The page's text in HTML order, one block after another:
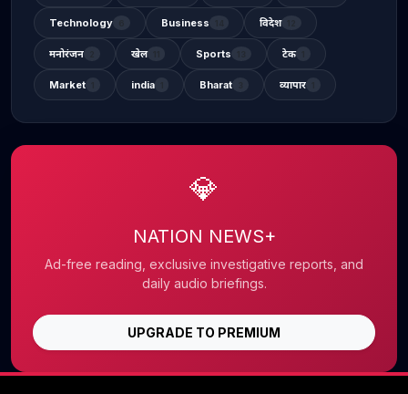
Technology Business विदेश
मनोरंजन खेल Sports टेक
Market india Bharat व्यापार
💎
NATION NEWS+
Ad-free reading, exclusive investigative reports, and
daily audio briefings.
UPGRADE TO PREMIUM